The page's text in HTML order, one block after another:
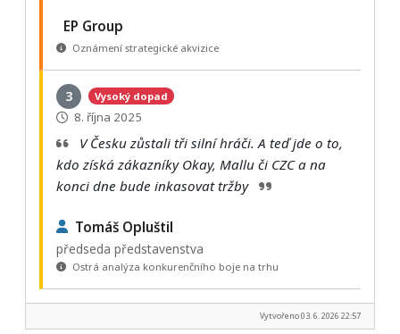
EP Group
Oznámení strategické akvizice
3 Vysoký dopad
8. října 2025
V Česku zůstali tři silní hráči. A teď jde o to,
kdo získá zákazníky Okay, Mallu či CZC a na
konci dne bude inkasovat tržby
Tomáš Opluštil
předseda představenstva
Ostrá analýza konkurenčního boje na trhu
Vytvořeno 03. 6. 2026 22:57